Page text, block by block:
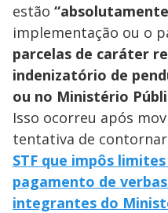
estão
implementação ou o
parcelas de caráter
indenizatório de
ou no Ministério
Isso ocorreu após
tentativa de
STF que impôs
pagamento de
integrantes do